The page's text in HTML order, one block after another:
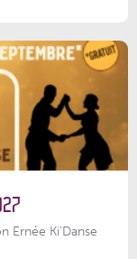
Ernée Ki'Danse